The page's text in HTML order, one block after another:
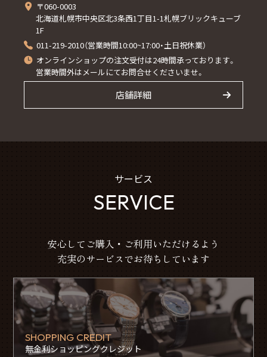
〒060-0003
北海道札幌市中央区北3条西1丁目1-1札幌ブリックキューブ
1F
011-219-2010（営業時間10:00~17:00・土日祝休業）
オンラインショップの注文受付は24時間承っております。
営業時間外はメールにてお問合せくださいませ。
店舗詳細
サービス
SERVICE
安心してご購入・ご利用いただけるよう
充実のサービスでお待ちしています
SHOPPING CREDIT
無金利ショッピングクレジット